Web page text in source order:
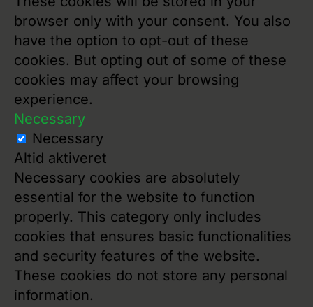
browser only with your consent. You also
have the option to opt-out of these
cookies. But opting out of some of these
cookies may affect your browsing
experience.
Necessary
Necessary
Altid aktiveret
Necessary cookies are absolutely
essential for the website to function
properly. This category only includes
cookies that ensures basic functionalities
and security features of the website.
These cookies do not store any personal
information.